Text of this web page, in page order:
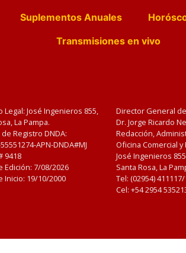
Suplementos Anuales
Transmisiones en vivo
Legal: José Ingenieros 855,
La Pampa.
Registro DNDA:
APN-DNDA#MJ
9418
Edición: 7/08/2026
Inicio: 19/10/2000
Director General
Dr. Jorge Ricardo
Redacción,
Oficina Comercial
José Ingenieros
Santa Rosa, La
Tel: (02954)
Cel: +54 2954